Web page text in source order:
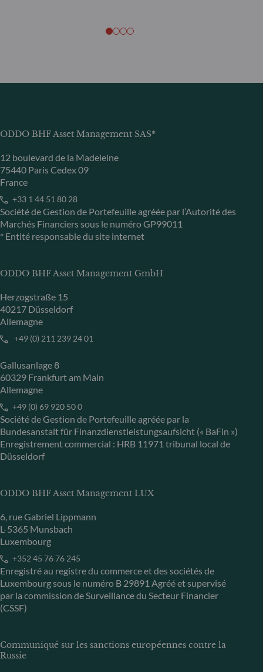
ODDO BHF Asset Management SAS*
12 boulevard de la Madeleine
75440 Paris Cedex 09
France
+33 1 44 51 80 28
Société de Gestion de Portefeuille agréée par l’Autorité des
Marchés Financiers sous le numéro GP99011
* Entité responsable du site internet
ODDO BHF Asset Management GmbH
Herzogstraße 15
40217 Düsseldorf
Allemagne
+49 (0) 211 239 24 01
Gallusanlage 8
60329 Frankfurt am Main
Allemagne
+49 (0) 69 920 50 0
Société de Gestion de Portefeuille agréée par la
Bundesanstalt für Finanzdienstleistungsaufsicht (« BaFin »)
Enregistrement commercial : HRB 11971 tribunal local de
Düsseldorf
ODDO BHF Asset Management LUX
6, rue Gabriel Lippmann
L-5365 Munsbach
Luxembourg
+352 45 76 76 245
Enregistré au registre du commerce et des sociétés de
Luxembourg sous le numéro B 29891 Agréé et supervisé
par la commission de Surveillance du Secteur Financier
(CSSF)
Communiqué sur les sanctions européennes contre la
Russie